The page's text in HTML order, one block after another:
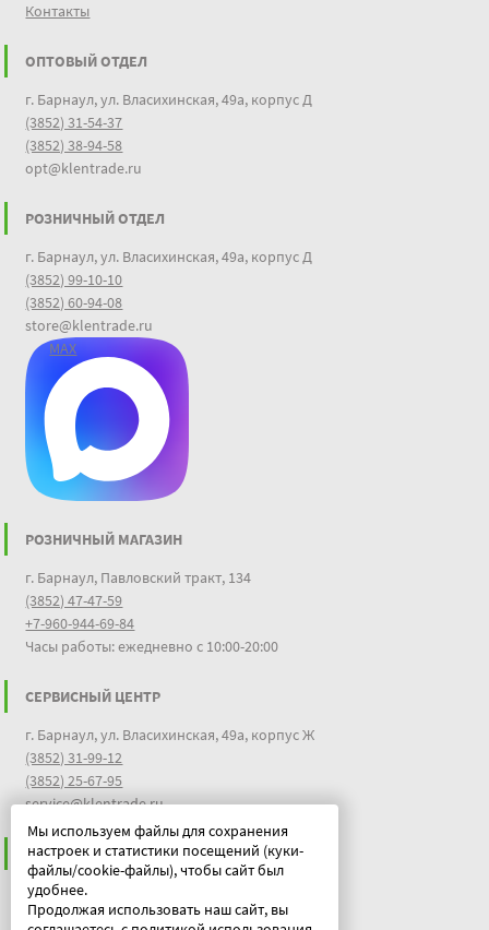
Мы используем файлы для сохранения
настроек и статистики посещений (куки-
файлы/cookie-файлы), чтобы сайт был
удобнее.
Продолжая использовать наш сайт, вы
Контакты
ОПТОВЫЙ ОТДЕЛ
г. Барнаул, ул. Власихинская, 49а, корпус Д
(3852) 31-54-37
(3852) 38-94-58
opt@klentrade.ru
РОЗНИЧНЫЙ ОТДЕЛ
г. Барнаул, ул. Власихинская, 49а, корпус Д
(3852) 99-10-10
(3852) 60-94-08
store@klentrade.ru
MAX
РОЗНИЧНЫЙ МАГАЗИН
г. Барнаул, Павловский тракт, 134
(3852) 47-47-59
+7-960-944-69-84
Часы работы: ежедневно с 10:00-20:00
СЕРВИСНЫЙ ЦЕНТР
г. Барнаул, ул. Власихинская, 49а, корпус Ж
(3852) 31-99-12
(3852) 25-67-95
service@klentrade.ru
ИНФОРМАЦИЯ
Пользовательское соглашение
Политика конфиденциальности